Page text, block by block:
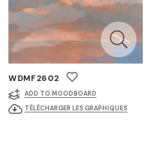
WDMF2602
ADD TO MOODBOARD
TÉLÉCHARGER LES GRAPHIQUES